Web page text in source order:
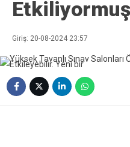
Etkiliyormuş
Giriş: 20-08-2024 23:57